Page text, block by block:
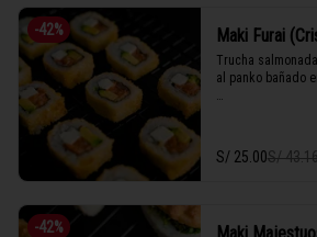
-42% Maki Furai
Trucha
al panko bañado
1 Tabla (10
S/ 25.00S/ 43.16
-42%